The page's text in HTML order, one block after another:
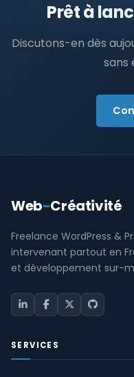
Prêt à
Discutons-en dès
sans
Web-Créativité
Freelance WordPress &
intervenant partout en
et développement sur-
SERVICES